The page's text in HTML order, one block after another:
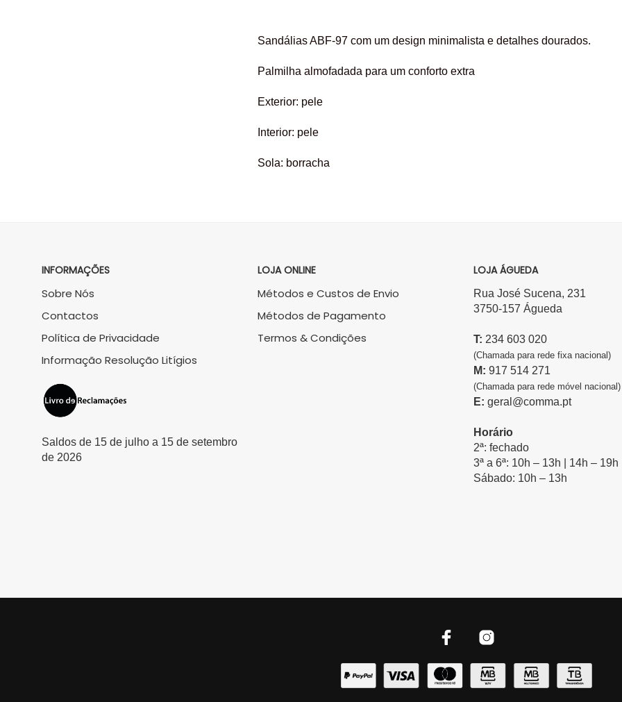
Sandálias ABF-97 com um design minimalista e detalhes dourados.
Palmilha almofadada para um conforto extra
Exterior: pele
Interior: pele
Sola: borracha
INFORMAÇÕES
Sobre Nós
Contactos
Política de Privacidade
Informação Resolução Litígios
Saldos de 15 de julho a 15 de setembro
de 2026
LOJA ONLINE
Métodos e Custos de Envio
Métodos de Pagamento
Termos & Condições
LOJA ÁGUEDA
Rua José Sucena, 231
3750-157 Águeda
T: 234 603 020
(Chamada para rede fixa nacional)
M: 917 514 271
(Chamada para rede móvel nacional)
E: geral@comma.pt
Horário
2ª: fechado
3ª a 6ª: 10h – 13h | 14h – 19h
Sábado: 10h – 13h